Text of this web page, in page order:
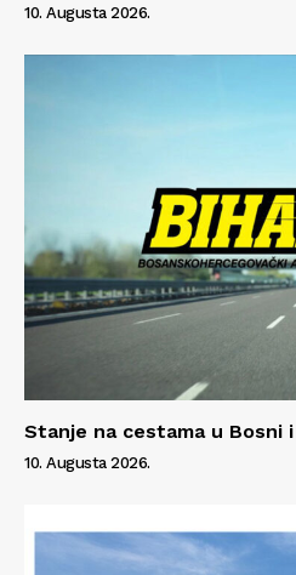
10. Augusta 2026.
Stanje na cestama u Bosni
10. Augusta 2026.